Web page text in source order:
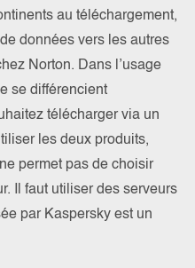
au téléchargement,
données vers les autres
Norton. Dans l’usage
se différencient
télécharger via un
les deux produits,
permet pas de choisir
Il faut utiliser des serveurs
par Kaspersky est un